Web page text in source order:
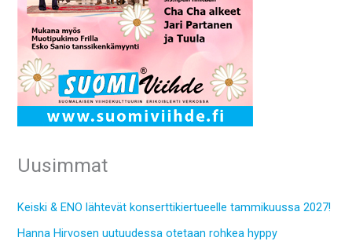
Uusimmat
Keiski & ENO lähtevät konserttikiertueelle tammikuussa 2027!
Hanna Hirvosen uutuudessa otetaan rohkea hyppy